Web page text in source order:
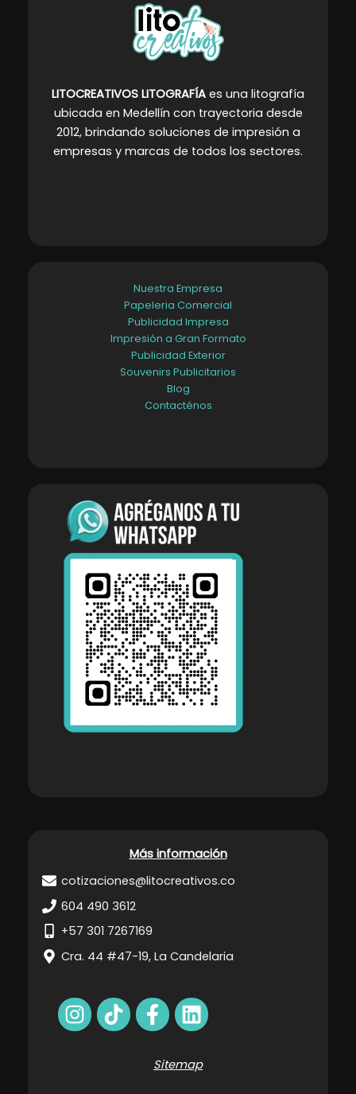
LITOCREATIVOS LITOGRAFÍA es una litografía
ubicada en Medellín con trayectoria desde
2012, brindando soluciones de impresión a
empresas y marcas de todos los sectores.
Nuestra Empresa
Papeleria Comercial
Publicidad Impresa
Impresión a Gran Formato
Publicidad Exterior
Souvenirs Publicitarios
Blog
Contacténos
Más información
cotizaciones@litocreativos.co
604 490 3612
+57 301 7267169
Cra. 44 #47-19, La Candelaria
Sitemap